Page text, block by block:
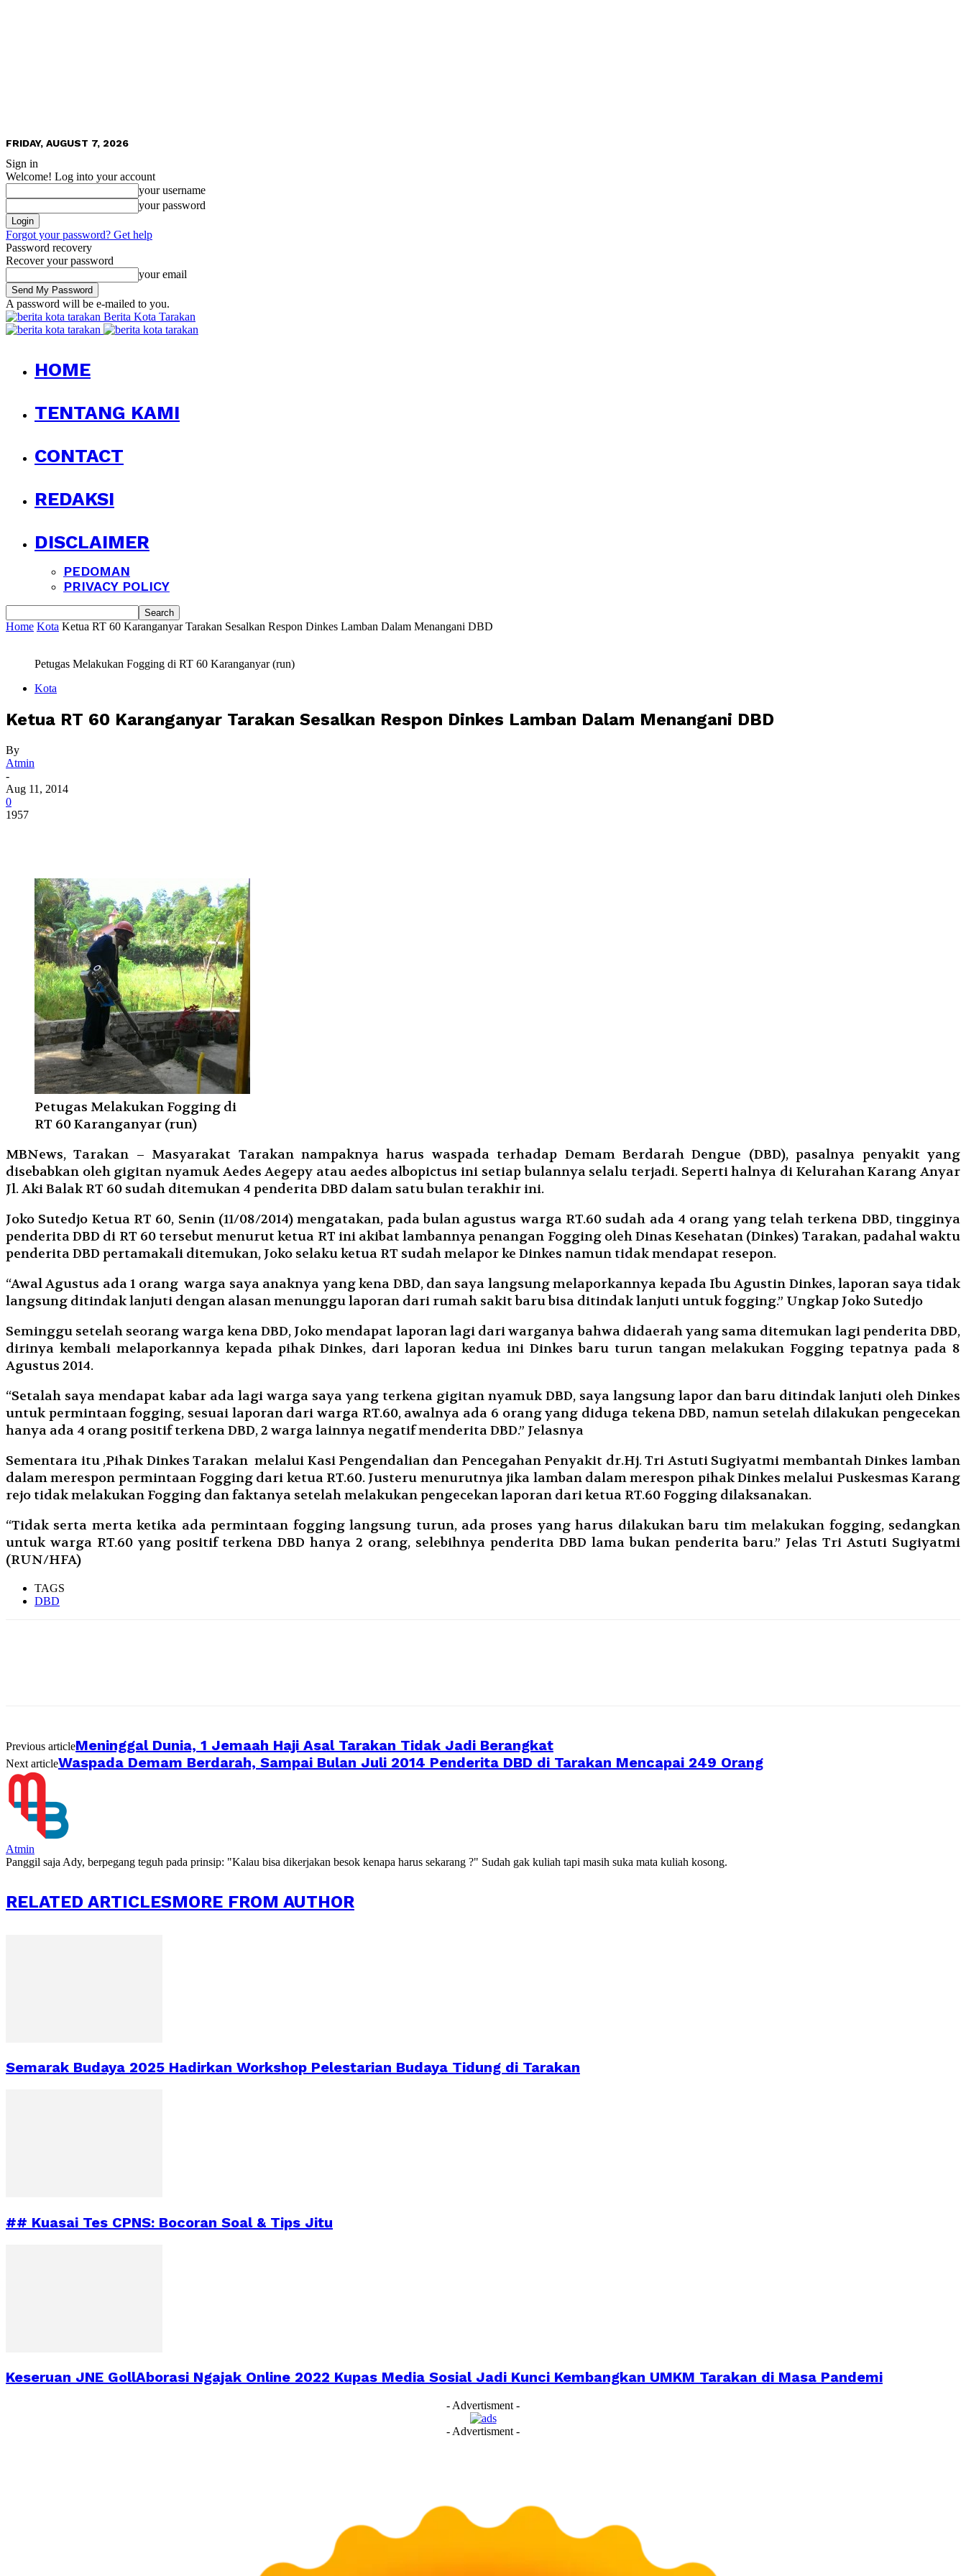
FRIDAY, AUGUST 7, 2026
Sign in
Welcome! Log into your account
your username
your password
Forgot your password? Get help
Password recovery
Recover your password
your email
A password will be e-mailed to you.
Berita Kota Tarakan
HOME
TENTANG KAMI
CONTACT
REDAKSI
DISCLAIMER
PEDOMAN
PRIVACY POLICY
Home Kota Ketua RT 60 Karanganyar Tarakan Sesalkan Respon Dinkes Lamban Dalam Menangani DBD
Petugas Melakukan Fogging di RT 60 Karanganyar (run)
Kota
Ketua RT 60 Karanganyar Tarakan Sesalkan Respon Dinkes Lamban Dalam Menangani DBD
By
Atmin
-
Aug 11, 2014
0
1957
Petugas Melakukan Fogging di
RT 60 Karanganyar (run)
MBNews, Tarakan – Masyarakat Tarakan nampaknya harus waspada terhadap Demam Berdarah Dengue (DBD), pasalnya penyakit yang
disebabkan oleh gigitan nyamuk Aedes Aegepy atau aedes albopictus ini setiap bulannya selalu terjadi. Seperti halnya di Kelurahan Karang Anyar
Jl. Aki Balak RT 60 sudah ditemukan 4 penderita DBD dalam satu bulan terakhir ini.
Joko Sutedjo Ketua RT 60, Senin (11/08/2014) mengatakan, pada bulan agustus warga RT.60 sudah ada 4 orang yang telah terkena DBD, tingginya
penderita DBD di RT 60 tersebut menurut ketua RT ini akibat lambannya penangan Fogging oleh Dinas Kesehatan (Dinkes) Tarakan, padahal waktu
penderita DBD pertamakali ditemukan, Joko selaku ketua RT sudah melapor ke Dinkes namun tidak mendapat resepon.
“Awal Agustus ada 1 orang warga saya anaknya yang kena DBD, dan saya langsung melaporkannya kepada Ibu Agustin Dinkes, laporan saya tidak
langsung ditindak lanjuti dengan alasan menunggu laporan dari rumah sakit baru bisa ditindak lanjuti untuk fogging.” Ungkap Joko Sutedjo
Seminggu setelah seorang warga kena DBD, Joko mendapat laporan lagi dari warganya bahwa didaerah yang sama ditemukan lagi penderita DBD,
dirinya kembali melaporkannya kepada pihak Dinkes, dari laporan kedua ini Dinkes baru turun tangan melakukan Fogging tepatnya pada 8
Agustus 2014.
“Setalah saya mendapat kabar ada lagi warga saya yang terkena gigitan nyamuk DBD, saya langsung lapor dan baru ditindak lanjuti oleh Dinkes
untuk permintaan fogging, sesuai laporan dari warga RT.60, awalnya ada 6 orang yang diduga tekena DBD, namun setelah dilakukan pengecekan
hanya ada 4 orang positif terkena DBD, 2 warga lainnya negatif menderita DBD.” Jelasnya
Sementara itu ,Pihak Dinkes Tarakan melalui Kasi Pengendalian dan Pencegahan Penyakit dr.Hj. Tri Astuti Sugiyatmi membantah Dinkes lamban
dalam merespon permintaan Fogging dari ketua RT.60. Justeru menurutnya jika lamban dalam merespon pihak Dinkes melalui Puskesmas Karang
rejo tidak melakukan Fogging dan faktanya setelah melakukan pengecekan laporan dari ketua RT.60 Fogging dilaksanakan.
“Tidak serta merta ketika ada permintaan fogging langsung turun, ada proses yang harus dilakukan baru tim melakukan fogging, sedangkan
untuk warga RT.60 yang positif terkena DBD hanya 2 orang, selebihnya penderita DBD lama bukan penderita baru.” Jelas Tri Astuti Sugiyatmi
(RUN/HFA)
TAGS
DBD
Previous articleMeninggal Dunia, 1 Jemaah Haji Asal Tarakan Tidak Jadi Berangkat
Next articleWaspada Demam Berdarah, Sampai Bulan Juli 2014 Penderita DBD di Tarakan Mencapai 249 Orang
Atmin
Panggil saja Ady, berpegang teguh pada prinsip: "Kalau bisa dikerjakan besok kenapa harus sekarang ?" Sudah gak kuliah tapi masih suka mata kuliah kosong.
RELATED ARTICLESMORE FROM AUTHOR
Semarak Budaya 2025 Hadirkan Workshop Pelestarian Budaya Tidung di Tarakan
## Kuasai Tes CPNS: Bocoran Soal & Tips Jitu
Keseruan JNE GollAborasi Ngajak Online 2022 Kupas Media Sosial Jadi Kunci Kembangkan UMKM Tarakan di Masa Pandemi
- Advertisment -
- Advertisment -